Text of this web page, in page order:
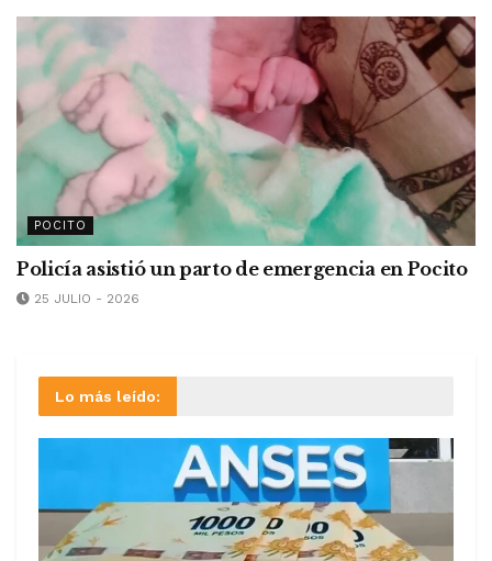
POCITO
Policía asistió un parto de emergencia en Pocito
25 JULIO - 2026
Lo más leído: